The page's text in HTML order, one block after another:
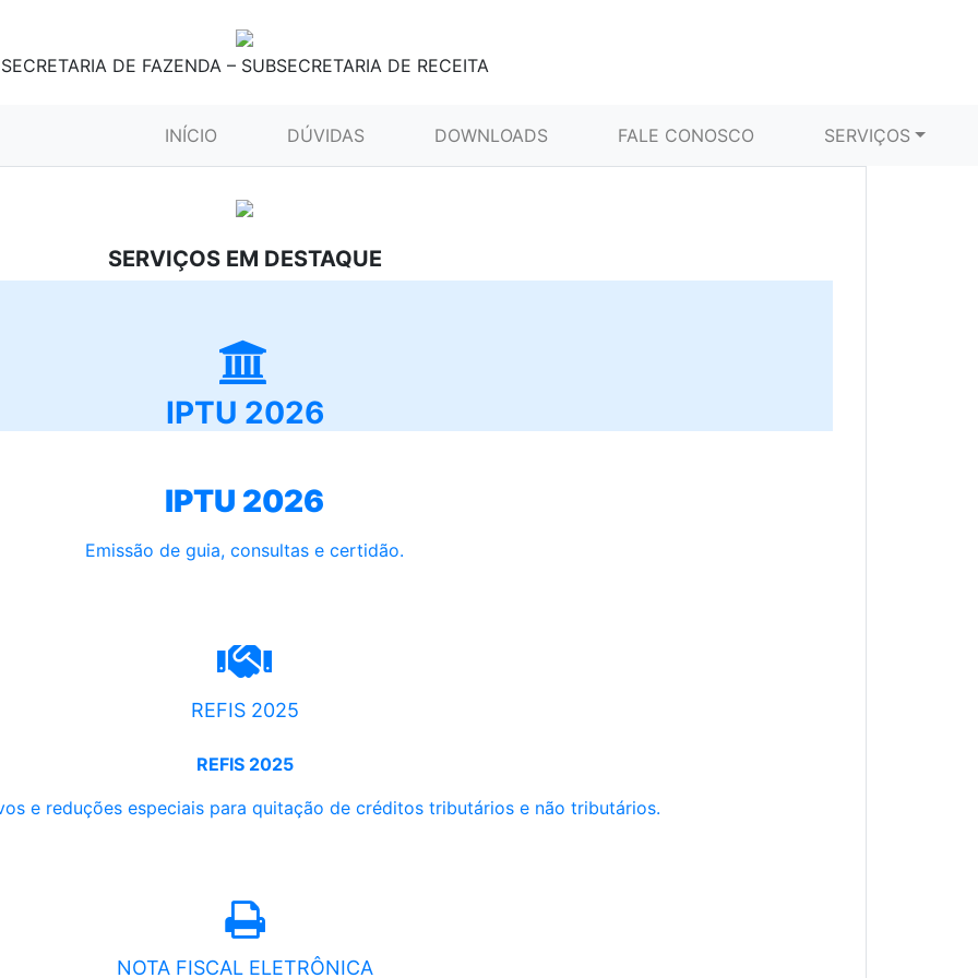
SECRETARIA DE FAZENDA – SUBSECRETARIA DE RECEITA
INÍCIO (CURRENT)DÚVIDAS DOWNLOADS FALE CONOSCO SERVIÇOS
SERVIÇOS EM DESTAQUE
IPTU 2026
IPTU 2026
Emissão de guia, consultas e certidão.
REFIS 2025
REFIS 2025
e reduções especiais para quitação de créditos tributários e não tributários.
NOTA FISCAL ELETRÔNICA